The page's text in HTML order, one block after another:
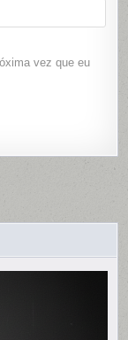
vez que eu